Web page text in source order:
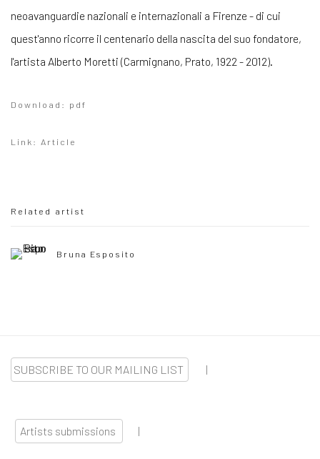
neoavanguardie nazionali e internazionali a Firenze - di cui
quest'anno ricorre il centenario della nascita del suo fondatore,
l'artista Alberto Moretti (Carmignano, Prato, 1922 - 2012).
Download: pdf
Link: Article
Related artist
Bruna Esposito
SUBSCRIBE TO OUR MAILING LIST |
Artists submissions |